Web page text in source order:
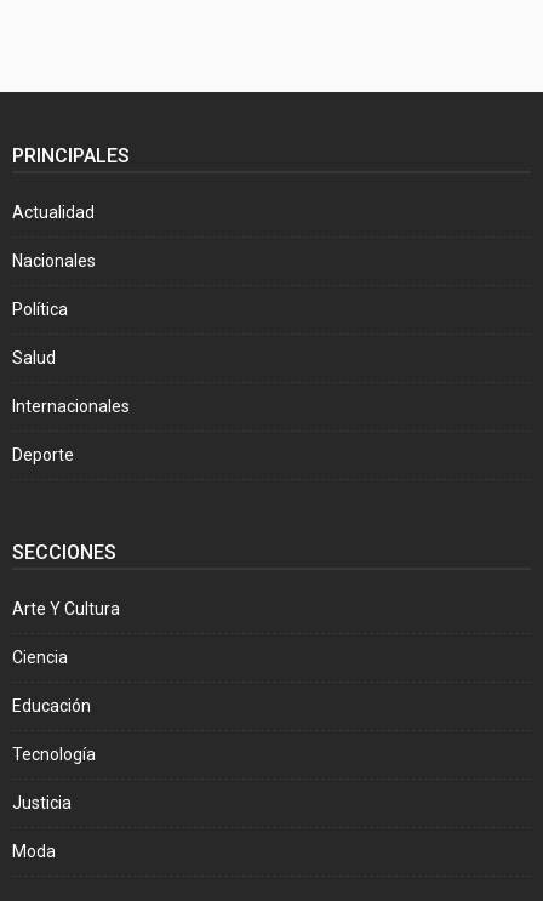
PRINCIPALES
Actualidad
Nacionales
Política
Salud
Internacionales
Deporte
SECCIONES
Arte Y Cultura
Ciencia
Educación
Tecnología
Justicia
Moda